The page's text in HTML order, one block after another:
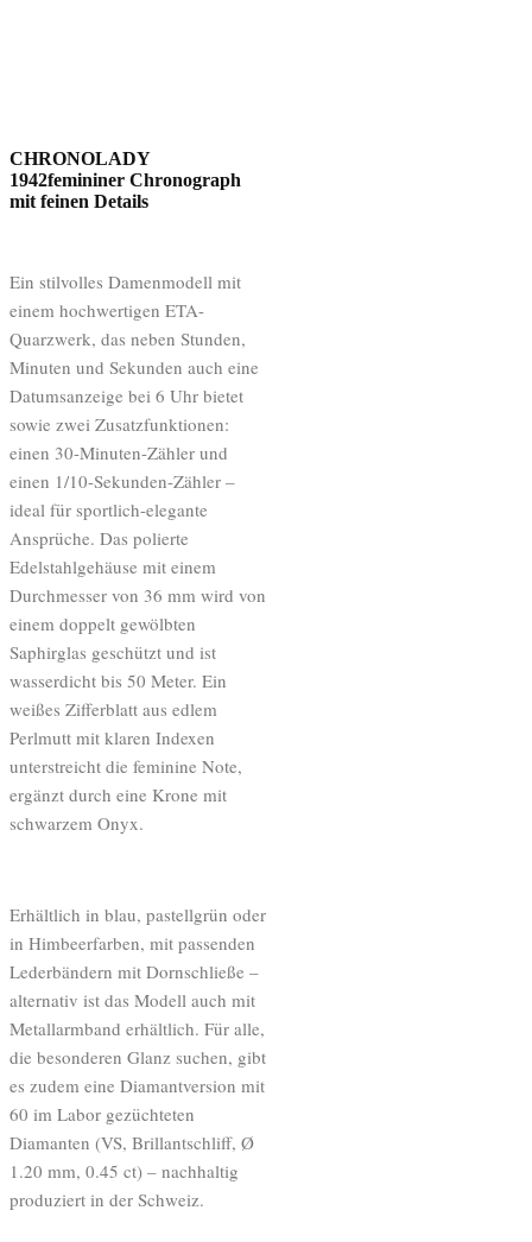
CHRONOLADY
1942femininer Chronograph
mit feinen Details
Ein stilvolles Damenmodell mit
einem hochwertigen ETA-
Quarzwerk, das neben Stunden,
Minuten und Sekunden auch eine
Datumsanzeige bei 6 Uhr bietet
sowie zwei Zusatzfunktionen:
einen 30-Minuten-Zähler und
einen 1/10-Sekunden-Zähler –
ideal für sportlich-elegante
Ansprüche. Das polierte
Edelstahlgehäuse mit einem
Durchmesser von 36 mm wird von
einem doppelt gewölbten
Saphirglas geschützt und ist
wasserdicht bis 50 Meter. Ein
weißes Zifferblatt aus edlem
Perlmutt mit klaren Indexen
unterstreicht die feminine Note,
ergänzt durch eine Krone mit
schwarzem Onyx.
Erhältlich in blau, pastellgrün oder
in Himbeerfarben, mit passenden
Lederbändern mit Dornschließe –
alternativ ist das Modell auch mit
Metallarmband erhältlich. Für alle,
die besonderen Glanz suchen, gibt
es zudem eine Diamantversion mit
60 im Labor gezüchteten
Diamanten (VS, Brillantschliff, Ø
1.20 mm, 0.45 ct) – nachhaltig
produziert in der Schweiz.